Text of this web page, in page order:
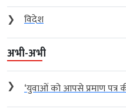
❯
विदेश
अभी-अभी
❯ ‘युवाओं को आपसे प्रमाण पत्र